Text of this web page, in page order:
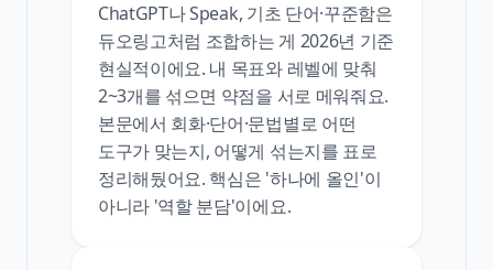
ChatGPT나 Speak, 기초 단어·꾸준함은
듀오링고처럼 조합하는 게 2026년 기준
현실적이에요. 내 목표와 레벨에 맞춰
2~3개를 섞으면 약점을 서로 메워줘요.
본문에서 회화·단어·문법별로 어떤
도구가 맞는지, 어떻게 섞는지를 표로
정리해뒀어요. 핵심은 '하나에 올인'이
아니라 '역할 분담'이에요.